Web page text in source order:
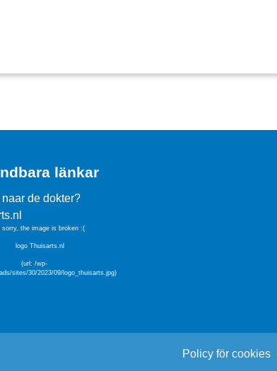
länkar
naar de dokter?
Policy för cookies